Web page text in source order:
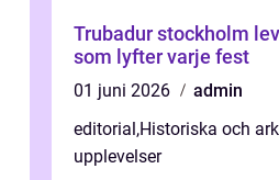
Trubadur stockholm levande musik
som lyfter varje fest
01 juni 2026
admin
editorial,Historiska och
upplevelser